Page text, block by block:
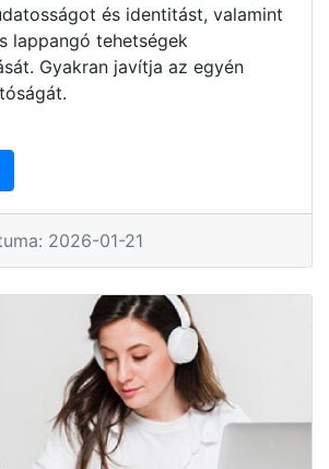
és identitást, valamint
lappangó tehetségek
Gyakran javítja az egyén
2026-01-21